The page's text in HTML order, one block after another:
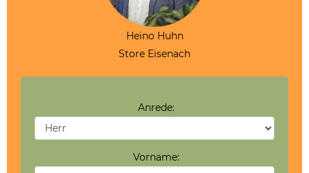
Heino Huhn
Store Eisenach
Anrede:
Vorname: